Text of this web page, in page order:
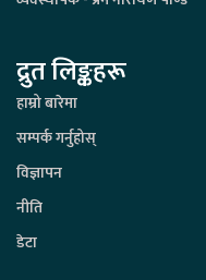
द्रुत लिङ्कहरू
हाम्रो बारेमा
सम्पर्क गर्नुहोस्
विज्ञापन
नीति
डेटा